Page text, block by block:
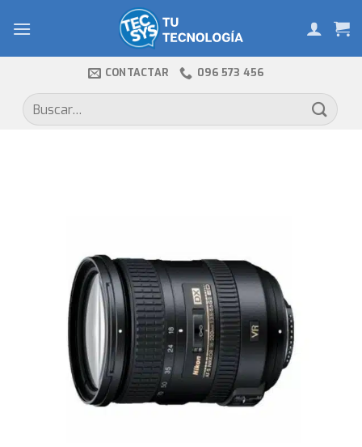
CONTACTAR 096 573 456
Buscar
por: